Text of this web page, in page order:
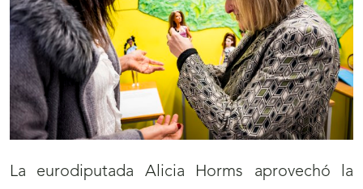
La eurodiputada Alicia Horms aprovechó la